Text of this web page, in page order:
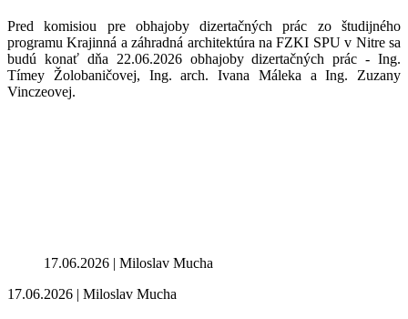
Pred komisiou pre obhajoby dizertačných prác zo študijného
programu Krajinná a záhradná architektúra na FZKI SPU v Nitre sa
budú konať dňa 22.06.2026 obhajoby dizertačných prác - Ing.
Tímey Žolobaničovej, Ing. arch. Ivana Máleka a Ing. Zuzany
Vinczeovej.
17.06.2026 | Miloslav Mucha
17.06.2026 | Miloslav Mucha